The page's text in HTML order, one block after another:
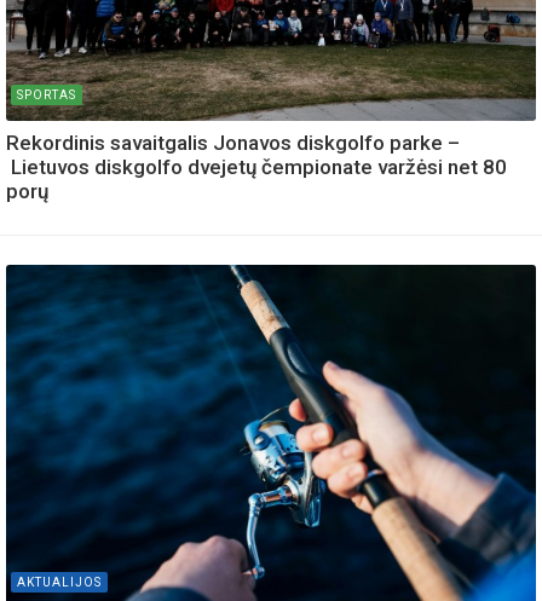
SPORTAS
Rekordinis savaitgalis Jonavos diskgolfo parke –
Lietuvos diskgolfo dvejetų čempionate varžėsi net 80
porų
AKTUALIJOS